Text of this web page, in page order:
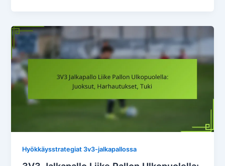
Hyökkäysstrategiat 3v3-jalkapallossa